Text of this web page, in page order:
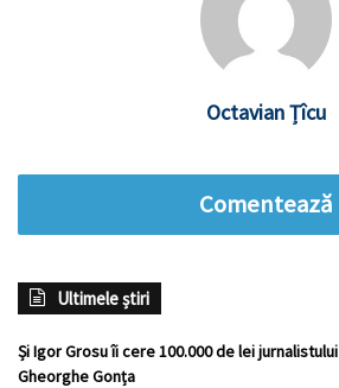
Octavian Țîcu
Comentează
Ultimele știri
Și Igor Grosu îi cere 100.000 de lei jurnalistului
Gheorghe Gonța